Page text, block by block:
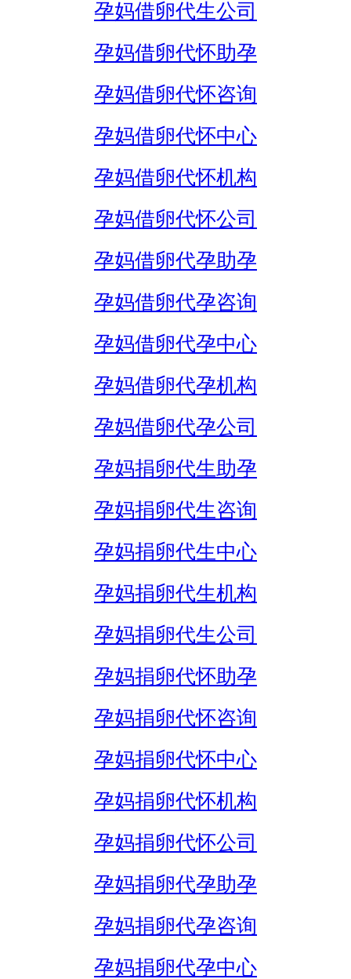
孕妈借卵代生公司
孕妈借卵代怀助孕
孕妈借卵代怀咨询
孕妈借卵代怀中心
孕妈借卵代怀机构
孕妈借卵代怀公司
孕妈借卵代孕助孕
孕妈借卵代孕咨询
孕妈借卵代孕中心
孕妈借卵代孕机构
孕妈借卵代孕公司
孕妈捐卵代生助孕
孕妈捐卵代生咨询
孕妈捐卵代生中心
孕妈捐卵代生机构
孕妈捐卵代生公司
孕妈捐卵代怀助孕
孕妈捐卵代怀咨询
孕妈捐卵代怀中心
孕妈捐卵代怀机构
孕妈捐卵代怀公司
孕妈捐卵代孕助孕
孕妈捐卵代孕咨询
孕妈捐卵代孕中心